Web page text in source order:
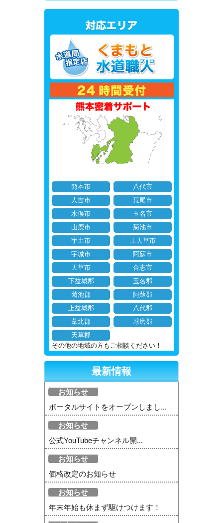
熊本市
八代市
人吉市
荒尾市
水俣市
玉名市
山鹿市
菊池市
宇土市
上天草市
宇城市
阿蘇市
天草市
合志市
下益城郡
玉名郡
菊池郡
阿蘇郡
上益城郡
八代郡
葦北郡
球磨郡
天草郡
その他の地域の方もご相談ください！
最新情報
お知らせ
ポータルサイトをオープンしまし...
お知らせ
公式YouTubeチャンネル開...
お知らせ
価格改定のお知らせ
お知らせ
年末年始も休まず駆けつけます！